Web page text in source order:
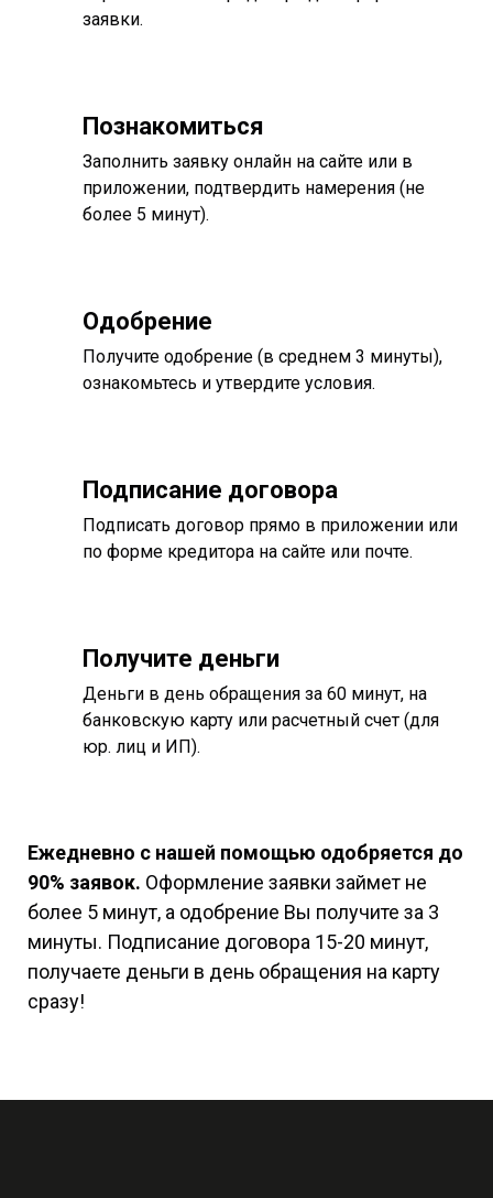
заявки.
Познакомиться
Заполнить заявку онлайн на сайте или в
приложении, подтвердить намерения (не
более 5 минут).
Одобрение
Получите одобрение (в среднем 3 минуты),
ознакомьтесь и утвердите условия.
Подписание договора
Подписать договор прямо в приложении или
по форме кредитора на сайте или почте.
Получите деньги
Деньги в день обращения за 60 минут, на
банковскую карту или расчетный счет (для
юр. лиц и ИП).
Ежедневно с нашей помощью одобряется до
90% заявок. Оформление заявки займет не
более 5 минут, а одобрение Вы получите за 3
минуты. Подписание договора 15-20 минут,
получаете деньги в день обращения на карту
сразу!